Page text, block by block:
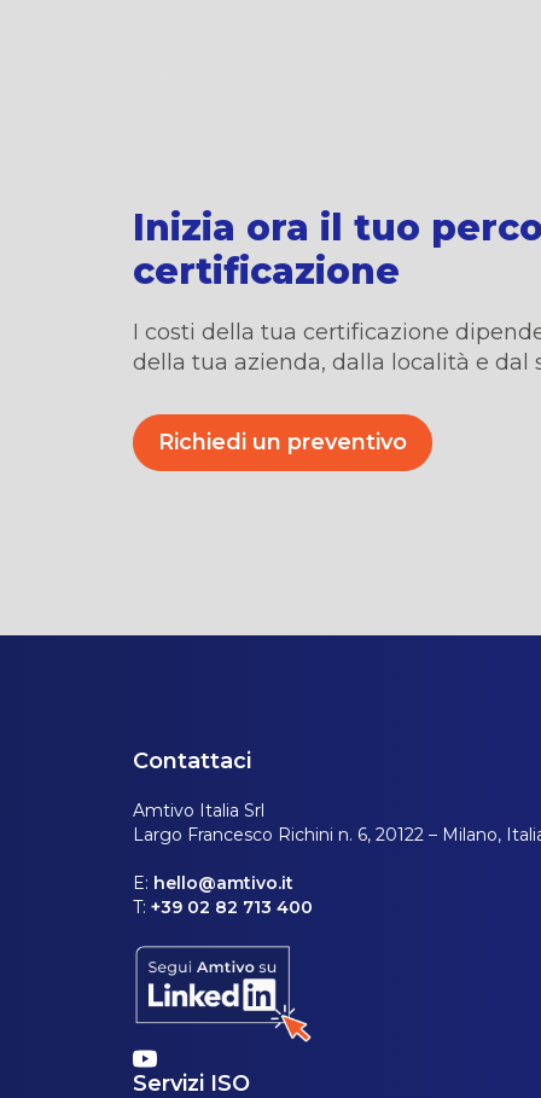
Inizia ora il tuo
certificazione
I costi della tua certificazione
della tua azienda, dalla località e dal
Richiedi un preventivo
Contattaci
Amtivo Italia Srl
Largo Francesco Richini n. 6, 20122 – Milano,
E: hello@amtivo.it
T: +39 02 82 713 400
Servizi ISO